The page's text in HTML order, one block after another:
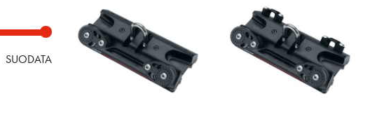
Minimihinta
Maksimihinta
SUODATA